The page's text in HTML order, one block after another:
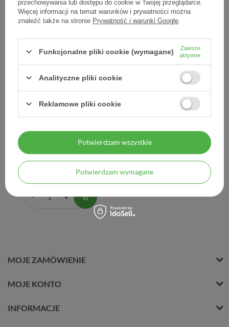
Ziaja Med, kuracja
reduktor przebarwień, 30
0,59 zł / szt.
MOJE ZAMÓWIENIE
MOJE KONTO
INFORMACJE
przechowywania lub dostępu do cookie w Twojej przeglądarce.
Więcej informacji na temat warunków i prywatności można
znaleźć także na stronie Prywatność i warunki Google
Funkcjonalne pliki cookie (wymagane)
Zawsze
aktywne
Analityczne pliki cookie
Reklamowe pliki cookie
Potwierdzam wymagane
Potwierdzam wszystkie